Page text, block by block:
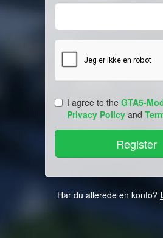
I agree to the GTA5-
Privacy Policy and
Har du allerede en konto?